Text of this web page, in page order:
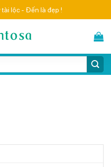
lộc - Đến là đẹp !